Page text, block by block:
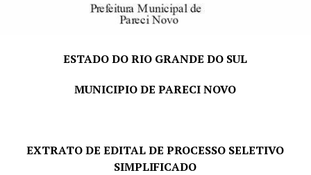
ESTADO DO RIO GRANDE DO SUL
MUNICIPIO DE PARECI NOVO
EXTRATO DE EDITAL DE PROCESSO SELETIVO
SIMPLIFICADO